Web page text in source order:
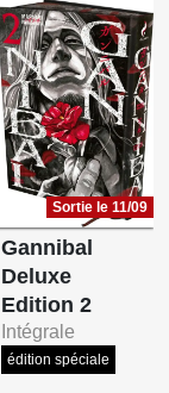
Sortie le 11/09
Gannibal
Deluxe
Edition 2
Intégrale
édition spéciale